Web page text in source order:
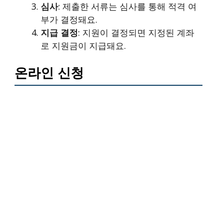
심사: 제출한 서류는 심사를 통해 적격 여
부가 결정돼요.
지급 결정: 지원이 결정되면 지정된 계좌
로 지원금이 지급돼요.
온라인 신청